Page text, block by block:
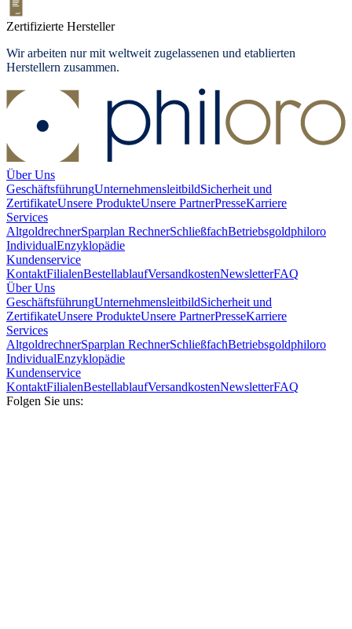
Zertifizierte Hersteller
Wir arbeiten nur mit weltweit zugelassenen und etablierten
Herstellern zusammen.
Über Uns
GeschäftsführungUnternehmensleitbildSicherheit und
ZertifikateUnsere ProdukteUnsere PartnerPresseKarriere
Services
AltgoldrechnerSparplan RechnerSchließfachBetriebsgoldphiloro
IndividualEnzyklopädie
Kundenservice
KontaktFilialenBestellablaufVersandkostenNewsletterFAQ
Über Uns
GeschäftsführungUnternehmensleitbildSicherheit und
ZertifikateUnsere ProdukteUnsere PartnerPresseKarriere
Services
AltgoldrechnerSparplan RechnerSchließfachBetriebsgoldphiloro
IndividualEnzyklopädie
Kundenservice
KontaktFilialenBestellablaufVersandkostenNewsletterFAQ
Folgen Sie uns: